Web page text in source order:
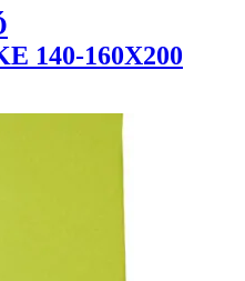
140-160X200